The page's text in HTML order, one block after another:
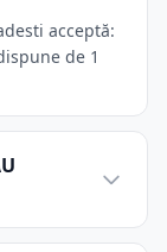
acceptă:
de 1